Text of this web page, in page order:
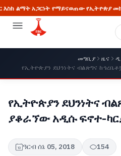
የማይናወጠው የኢትዮጵያ መከላከያ
መግቢያ ዜና
የኢትዮጵያን ደህንነትና ብልጽግና
የኢትዮጵያን ደህንነትና
ያቆራኘው አዲሱ ፍኖተ-
ዓርብ ሰኔ 05, 2018 154